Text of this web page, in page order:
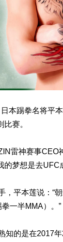
本踢拳名将平
赛。
雷神赛事CEO
的梦想是去
平本莲说：“
一半MMA）。”
的是在2017年